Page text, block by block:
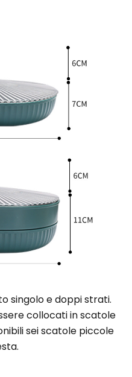
singolo e doppi strati.
collocati in scatole
sei scatole piccole